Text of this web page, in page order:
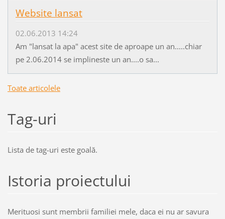
Website lansat
02.06.2013 14:24
Am "lansat la apa" acest site de aproape un an.....chiar
pe 2.06.2014 se implineste un an....o sa...
Toate articolele
Tag-uri
Lista de tag-uri este goală.
Istoria proiectului
Merituosi sunt membrii familiei mele, daca ei nu ar savura